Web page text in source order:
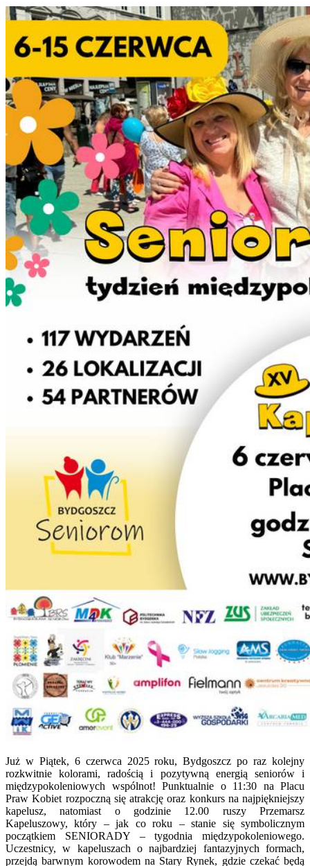
Już w Piątek, 6 czerwca 2025 roku, Bydgoszcz po raz kolejny
rozkwitnie kolorami, radością i pozytywną energią seniorów i
międzypokoleniowych wspólnot! Punktualnie o 11:30 na Placu
Praw Kobiet rozpoczną się atrakcję oraz konkurs na najpiękniejszy
kapelusz, natomiast o godzinie 12.00 ruszy Przemarsz
Kapeluszowy, który – jak co roku – stanie się symbolicznym
początkiem SENIORADY – tygodnia międzypokoleniowego.
Uczestnicy, w kapeluszach o najbardziej fantazyjnych formach,
przejdą barwnym korowodem na Stary Rynek, gdzie czekać będą